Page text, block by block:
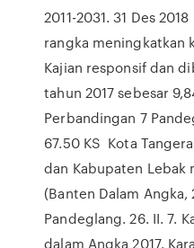
2011-2031. 31 Des
rangka meningkatkan
Kajian responsif dan
tahun 2017 sebesar
Perbandingan 7
67.50 KS Kota
dan Kabupaten Lebak
(Banten Dalam Angka,
Pandeglang. 26. II. 7.
dalam Angka 2017.